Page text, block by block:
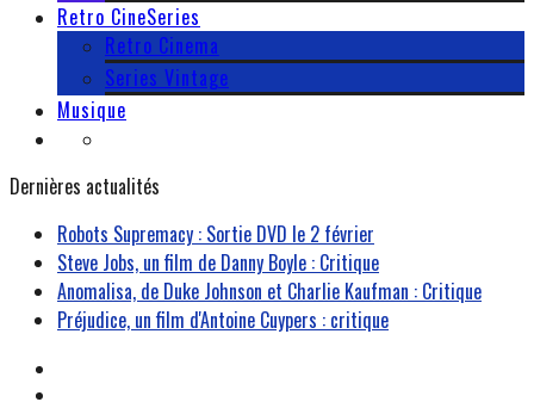
Retro CineSeries
Retro Cinema
Series Vintage
Musique
Dernières actualités
Robots Supremacy : Sortie DVD le 2 février
Steve Jobs, un film de Danny Boyle : Critique
Anomalisa, de Duke Johnson et Charlie Kaufman : Critique
Préjudice, un film d'Antoine Cuypers : critique